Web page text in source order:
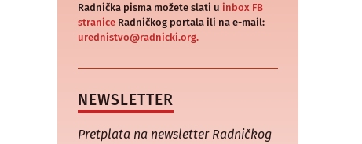
Radnička pisma možete slati u inbox FB
straniceRadničkog portala ili na e-mail:
urednistvo@radnicki.org.
NEWSLETTER
Pretplata na newsletter Radničkog